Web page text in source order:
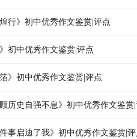
行》初中优秀作文鉴赏|评点
初中优秀作文鉴赏|评点
》初中优秀作文鉴赏|评点
历史自强不息》初中优秀作文鉴赏
事启迪了我》初中优秀作文鉴赏|评